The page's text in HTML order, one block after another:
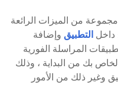
من الميزات الرائعة
داخل التطبيق وإضافة
المراسلة الفورية
بك من البداية ، وذلك
وغير ذلك من الأمور